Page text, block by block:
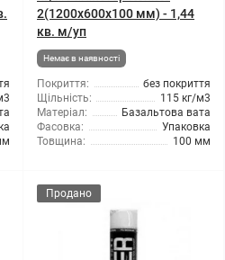
2(1200x600x100 мм) - 1,44
кв. м/уп
Немає в наявності
Покриття:
без покриття
Щільність:
115 кг/м3
Матеріал:
Базальтова вата
Фасовка:
Упаковка
Товщина:
100 мм
Продано